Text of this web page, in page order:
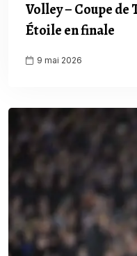
Volley – Coupe de
Étoile en finale
9 mai 2026